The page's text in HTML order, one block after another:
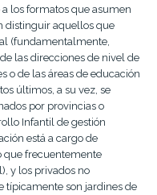
los formatos que asumen
distinguir aquellos que
(fundamentalmente,
las direcciones de nivel de
o de las áreas de educación
últimos, a su vez, se
por provincias o
Infantil de gestión
está a cargo de
que frecuentemente
y los privados no
típicamente son jardines de